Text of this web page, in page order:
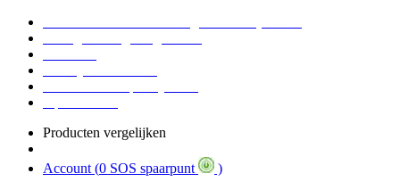
Producten vergelijken
Account (0 SOS spaarpunt
)